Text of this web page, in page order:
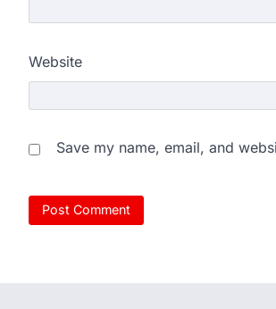
Website
Save my name, email, and